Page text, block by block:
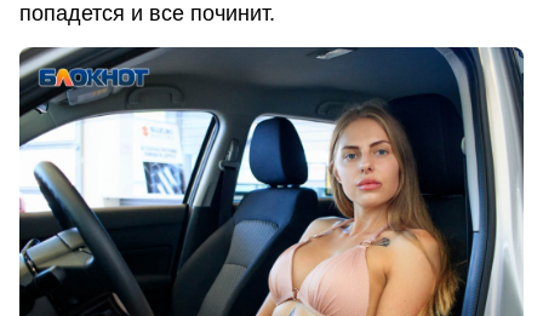
попадется и все починит.